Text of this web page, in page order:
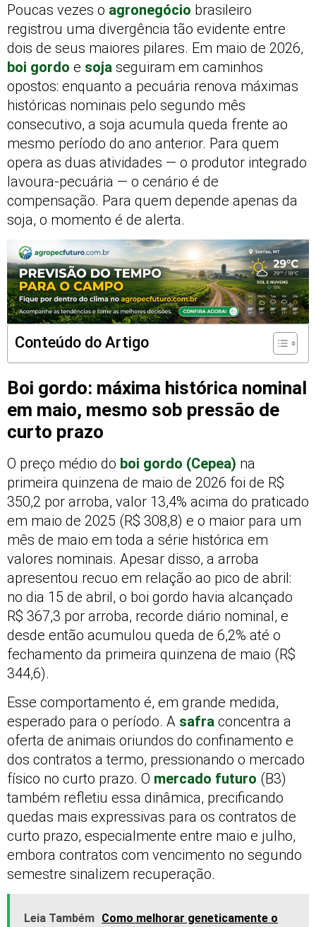
Poucas vezes o agronegócio brasileiro
registrou uma divergência tão evidente entre
dois de seus maiores pilares. Em maio de 2026,
boi gordo e soja seguiram em caminhos
opostos: enquanto a pecuária renova máximas
históricas nominais pelo segundo mês
consecutivo, a soja acumula queda frente ao
mesmo período do ano anterior. Para quem
opera as duas atividades — o produtor integrado
lavoura-pecuária — o cenário é de
compensação. Para quem depende apenas da
soja, o momento é de alerta.
Conteúdo do Artigo
Boi gordo: máxima histórica nominal
em maio, mesmo sob pressão de
curto prazo
O preço médio do boi gordo (Cepea) na
primeira quinzena de maio de 2026 foi de R$
350,2 por arroba, valor 13,4% acima do praticado
em maio de 2025 (R$ 308,8) e o maior para um
mês de maio em toda a série histórica em
valores nominais. Apesar disso, a arroba
apresentou recuo em relação ao pico de abril:
no dia 15 de abril, o boi gordo havia alcançado
R$ 367,3 por arroba, recorde diário nominal, e
desde então acumulou queda de 6,2% até o
fechamento da primeira quinzena de maio (R$
344,6).
Esse comportamento é, em grande medida,
esperado para o período. A safra concentra a
oferta de animais oriundos do confinamento e
dos contratos a termo, pressionando o mercado
físico no curto prazo. O mercado futuro (B3)
também refletiu essa dinâmica, precificando
quedas mais expressivas para os contratos de
curto prazo, especialmente entre maio e julho,
embora contratos com vencimento no segundo
semestre sinalizem recuperação.
Leia Também Como melhorar geneticamente o